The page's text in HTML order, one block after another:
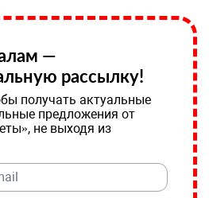
—
рассылку!
получать актуальные
предложения от
не выходя из